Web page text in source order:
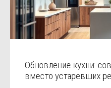
Обновление кухни:
вместо устаревших